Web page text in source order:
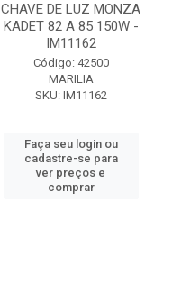
CHAVE DE LUZ MONZA
KADET 82 A 85 150W -
IM11162
Código: 42500
MARILIA
SKU: IM11162
Faça seu login ou
cadastre-se para
ver preços e
comprar